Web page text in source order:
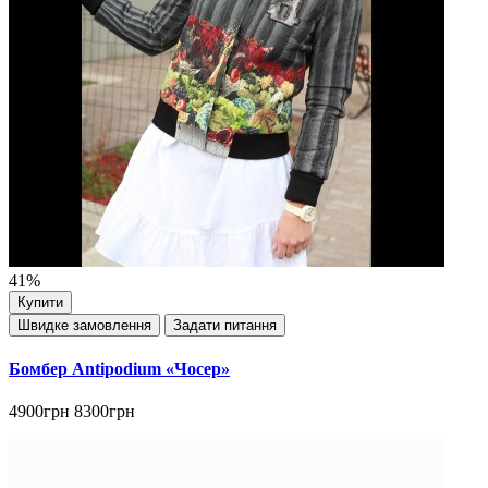
41%
Купити
Швидке замовлення
Задати питання
Бомбер Antipodium «Чосер»
4900грн 8300грн